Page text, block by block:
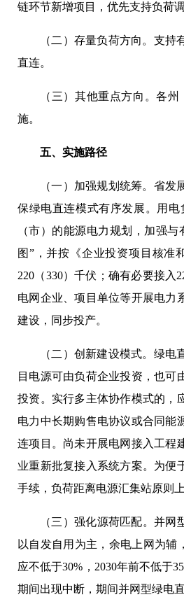
链环节新增项目，优先支持负荷
（二）存量负荷方向。支
直连。
（三）其他重点方向。各
施。
五、实施路径
（一）加强规划统筹。省
保绿电直连模式有序发展。用
（市）的能源电力规划，加强
图”，并按《企业投资项目核准
220（330）千伏；确有必要接
电网企业、项目单位等开展电力
建设，同步投产。
（二）创新建设模式。绿
目电源可由负荷企业投资，也可
投资。实行多主体协作模式的，
电力中长期购售电协议或合同能
连项目。尚未开展电网接入工程
业重新批复接入系统方案。为便
手续，负荷距离电源汇集站原则
（三）强化源荷匹配。并
以自发自用为主，余电上网为辅
应不低于30%，2030年前不低于
期间出现中断，期间并网型绿电